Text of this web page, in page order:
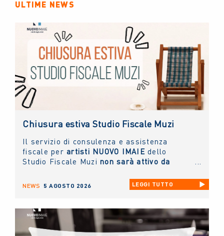
ULTIME NEWS
Chiusura estiva Studio Fiscale Muzi
Il servizio di consulenza e assistenza
fiscale per artisti NUOVO IMAIE dello
Studio Fiscale Muzi non sarà attivo da
NEWS 5 AGOSTO 2026 LEGGI TUTTO